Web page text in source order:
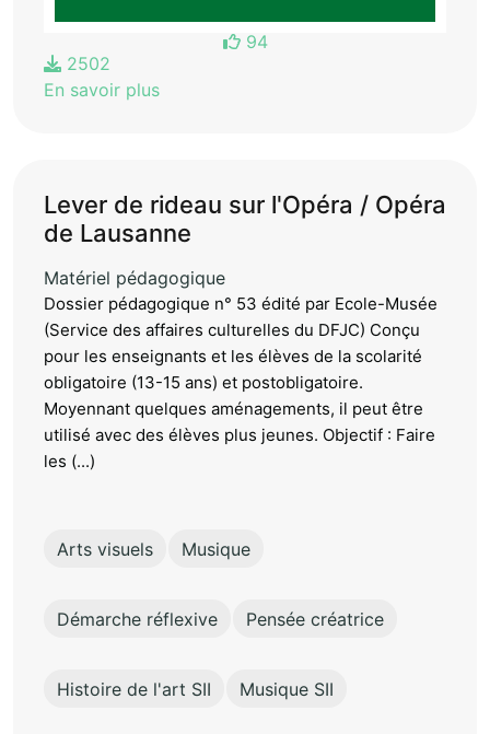
94
2502
En savoir plus
Lever de rideau sur l'Opéra / Opéra
de Lausanne
Matériel pédagogique
Dossier pédagogique n° 53 édité par Ecole-Musée
(Service des affaires culturelles du DFJC) Conçu
pour les enseignants et les élèves de la scolarité
obligatoire (13-15 ans) et postobligatoire.
Moyennant quelques aménagements, il peut être
utilisé avec des élèves plus jeunes. Objectif : Faire
les (...)
Arts visuels Musique
Démarche réflexive Pensée créatrice
Histoire de l'art SII Musique SII